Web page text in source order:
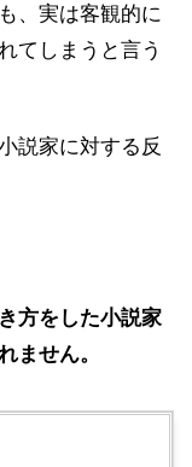
、実は客観的に
てしまうと言う
説家に対する反
方をした小説家
ません。